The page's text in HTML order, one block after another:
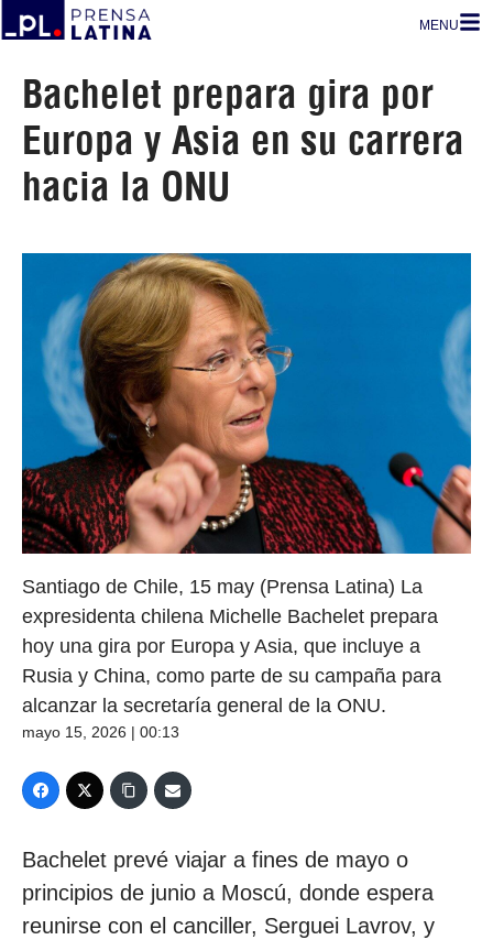
MENU
Bachelet prepara gira por
Europa y Asia en su carrera
hacia la ONU
Santiago de Chile, 15 may (Prensa Latina) La
expresidenta chilena Michelle Bachelet prepara
hoy una gira por Europa y Asia, que incluye a
Rusia y China, como parte de su campaña para
alcanzar la secretaría general de la ONU.
mayo 15, 2026 | 00:13
Bachelet prevé viajar a fines de mayo o
principios de junio a Moscú, donde espera
reunirse con el canciller, Serguei Lavrov, y